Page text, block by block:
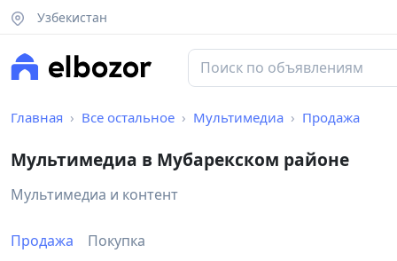
Узбекистан
Главная Все остальное Мультимедиа Продажа
Мультимедиа в Мубарекском районе
Мультимедиа и контент
Продажа Покупка